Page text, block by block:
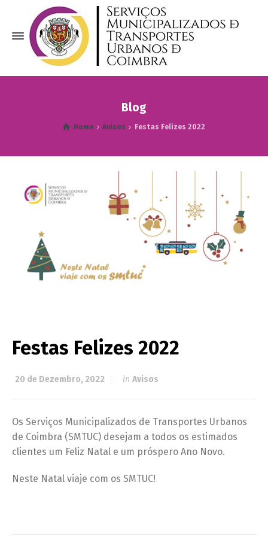
Blog
Home Avisos Festas Felizes 2022
Festas Felizes 2022
20 de Dezembro, 2022 in Avisos
Os Serviços Municipalizados de Transportes Urbanos
de Coimbra (SMTUC) desejam a todos os estimados
clientes um Feliz Natal e um próspero Ano Novo.
Neste Natal viaje com os SMTUC!